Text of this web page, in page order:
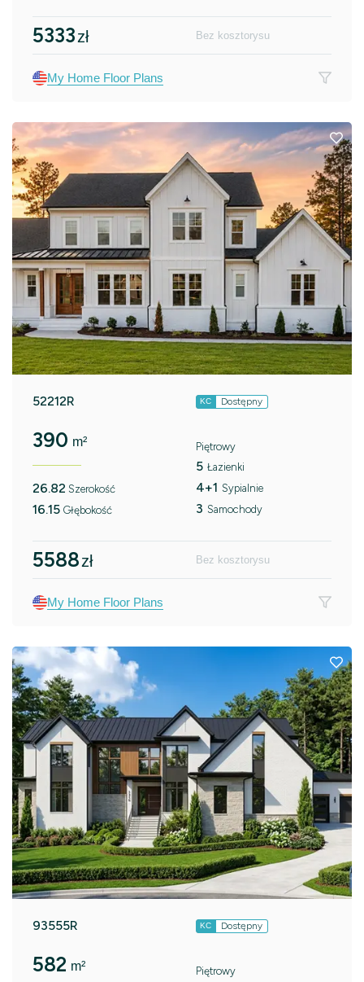
5333zł Bez kosztorysu
My Home Floor Plans
52212R KC Dostępny
390 m²
26.82 Szerokość
16.15 Głębokość
Piętrowy
5 Łazienki
4+1 Sypialnie
3 Samochody
5588zł Bez kosztorysu
My Home Floor Plans
93555R KC Dostępny
582 m² Piętrowy